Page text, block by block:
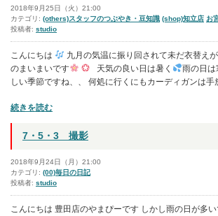
人
&
七
三
”
2018年9月25日（火）21:00
カテゴリ: (others)スタッフのつぶやき・豆知識 (shop)知立店 お
投稿者: studio
こんにちは
九月の気温に振り回されて未だ衣替え
のまいまいです
天気の良い日は暑く 雨の日は
しい季節ですね、、 何処に行くにもカーディガンは手
“家
宮
参
り
続きを読む
7・5・3 撮影
2018年9月24日（月）21:00
カテゴリ: (00)毎日の日記
投稿者: studio
こんにちは 豊田店のやまぴーです しかし雨の日が多